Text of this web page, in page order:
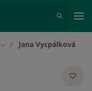
Změna města
Jana Vycpálková